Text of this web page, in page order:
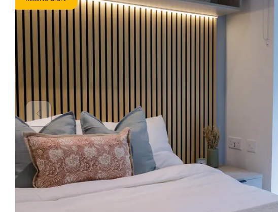
Yugo x VCARB: Impulsant una nova
en l'habitatge per a estudiants
Yugo La col·laboració pionera de amb VCARB fomenta la
innovació, l'ambició i els moments inoblidables per als